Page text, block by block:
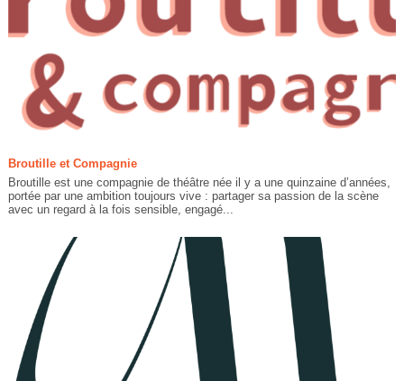
Broutille et Compagnie
Broutille est une compagnie de théâtre née il y a une quinzaine d’années,
portée par une ambition toujours vive : partager sa passion de la scène
avec un regard à la fois sensible, engagé...